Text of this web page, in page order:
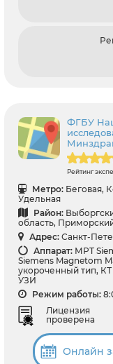
ФГБУ
Рейтинг
Метро: Беговая,
Удельная
Район:
область,
Адрес: Санкт-
Аппарат: МРТ
Siemens Magnetom
укороченный тип,
УЗИ
Режим работы:
Лицензия
проверена
Онлайн